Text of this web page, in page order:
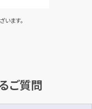
ます。
ご質問